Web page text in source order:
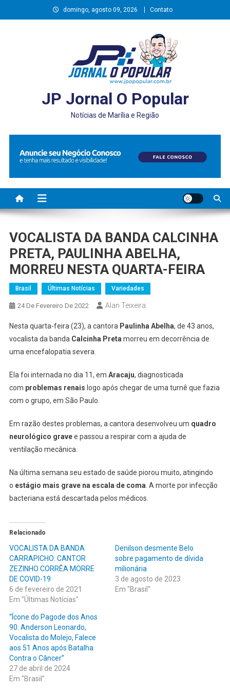
to
domingo, agosto 09, 2026 Contato
JP Jornal O Popular
Notícias de Marília e Região
VOCALISTA DA BANDA CALCINHA
PRETA, PAULINHA ABELHA,
MORREU NESTA QUARTA-FEIRA
Brasil Últimas Notícias Variedades
24 De Fevereiro De 2022 Alan Teixeira
Nesta quarta-feira (23), a cantora Paulinha Abelha, de 43 anos,
vocalista da banda Calcinha Pretamorreu em decorrência de
uma encefalopatia severa.
Ela foi internada no dia 11, em Aracaju, diagnosticada
com problemas renais logo após chegar de uma turnê que fazia
com o grupo, em São Paulo.
Em razão destes problemas, a cantora desenvolveu um quadro
neurológico gravee passou a respirar com a ajuda de
ventilação mecânica.
Na última semana seu estado de saúde piorou muito, atingindo
o estágio mais grave na escala de coma. A morte por infecção
bacteriana está descartada pelos médicos.
Relacionado
VOCALISTA DA BANDA
CARRAPICHO: CANTOR
ZEZINHO CORRÊA MORRE
DE COVID-19
6 de fevereiro de 2021
Em "Últimas Notícias"
Denilson desmente Belo
sobre pagamento de dívida
milionária
3 de agosto de 2023
Em "Brasil"
“Ícone do Pagode dos Anos
90: Anderson Leonardo,
Vocalista do Molejo, Falece
aos 51 Anos após Batalha
Contra o Câncer”
27 de abril de 2024
Em "Brasil"